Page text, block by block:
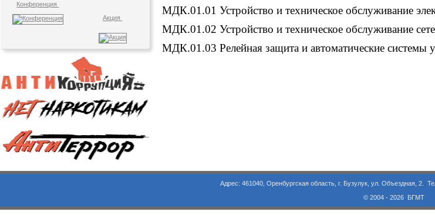
Конференция
Акция
МДК.01.01 Устройство и техническое обслуживание
МДК.01.02 Устройство и техническое обслуживание
МДК.01.03 Релейная защита и автоматические системы
Адрес: 461040, Оренбургская область, г. Бузулук, ул. Объездная, 2. Тел/
© 2004 - 2026 БГМТ